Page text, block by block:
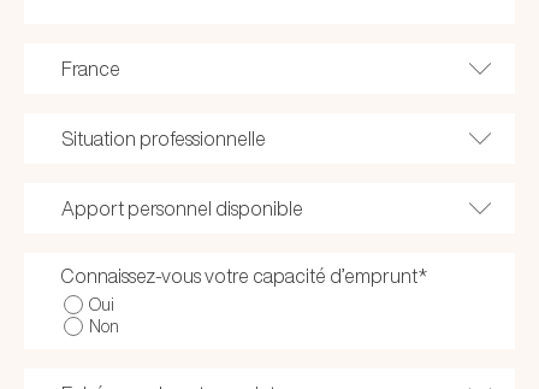
Connaissez-vous votre capacité d’emprunt*
Oui
Non